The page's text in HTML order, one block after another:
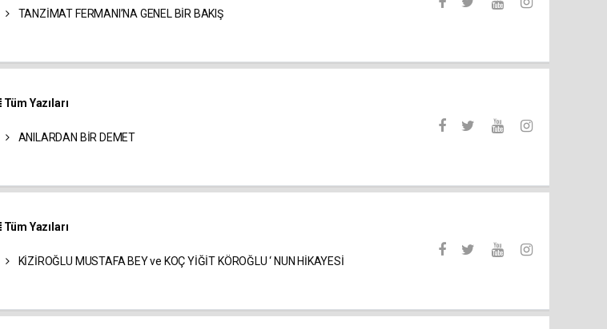
TANZİMAT FERMANI’NA GENEL BİR BAKIŞ
Tüm Yazıları
ANILARDAN BİR DEMET
Tüm Yazıları
KİZİROĞLU MUSTAFA BEY ve KOÇ YİĞİT KÖROĞLU ‘ NUN HİKAYESİ